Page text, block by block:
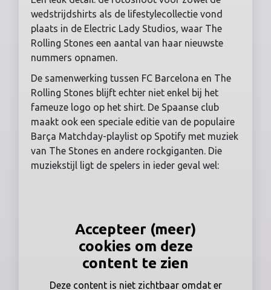
wedstrijdshirts als de lifestylecollectie vond
plaats in de Electric Lady Studios, waar The
Rolling Stones een aantal van haar nieuwste
nummers opnamen.
De samenwerking tussen FC Barcelona en The
Rolling Stones blijft echter niet enkel bij het
fameuze logo op het shirt. De Spaanse club
maakt ook een speciale editie van de populaire
Barça Matchday-playlist op Spotify met muziek
van The Stones en andere rockgiganten. Die
muziekstijl ligt de spelers in ieder geval wel:
Accepteer (meer)
cookies om deze
content te zien
Deze content is niet zichtbaar omdat er